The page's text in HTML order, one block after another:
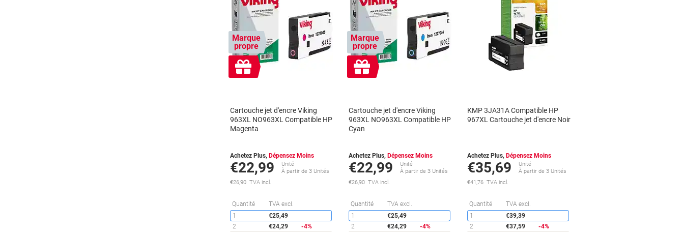
Marque
propre
Cadeau
gratuit
Cartouche jet d'encre Viking
963XL NO963XL Compatible HP
Magenta
Achetez Plus, Dépensez Moins
€22,99
Unité
À partir de 3 Unités
€26,90 TVA incl.
Quantité TVA excl.
Économies
1
€25,49
2
€24,29
-4%
Marque
propre
Cadeau
gratuit
Cartouche jet d'encre Viking
963XL NO963XL Compatible HP
Cyan
Achetez Plus, Dépensez Moins
€22,99
Unité
À partir de 3 Unités
€26,90 TVA incl.
Quantité TVA excl.
Économies
1
€25,49
2
€24,29
-4%
KMP 3JA31A Compatible HP
967XL Cartouche jet d'encre Noir
Achetez Plus, Dépensez Moins
€35,69
Unité
À partir de 3 Unités
€41,76 TVA incl.
Quantité TVA excl.
1
€39,39
2
€37,59
-4%